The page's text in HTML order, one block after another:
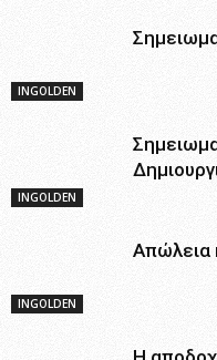
INGOLDEN
INGOLDEN
INGOLDEN
Απώλεια